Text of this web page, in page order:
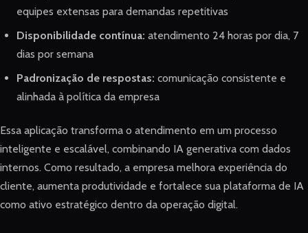
equipes extensas para demandas repetitivas
Disponibilidade contínua: atendimento 24 horas por dia, 7
dias por semana
Padronização de respostas: comunicação consistente e
alinhada à política da empresa
Essa aplicação transforma o atendimento em um processo
inteligente e escalável, combinando IA generativa com dados
internos. Como resultado, a empresa melhora experiência do
cliente, aumenta produtividade e fortalece sua plataforma de IA
como ativo estratégico dentro da operação digital.